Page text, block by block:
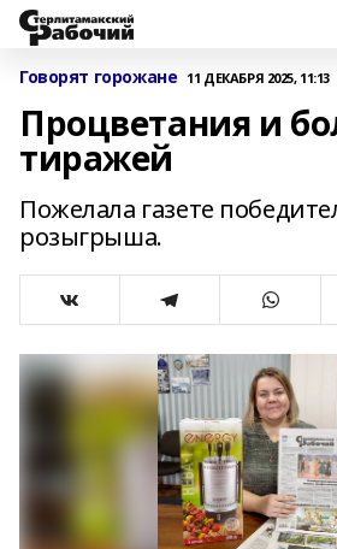
Говорят горожане 11 ДЕКАБРЯ 2025, 11:13
Процветания и
тиражей
Пожелала газете
розыгрыша.